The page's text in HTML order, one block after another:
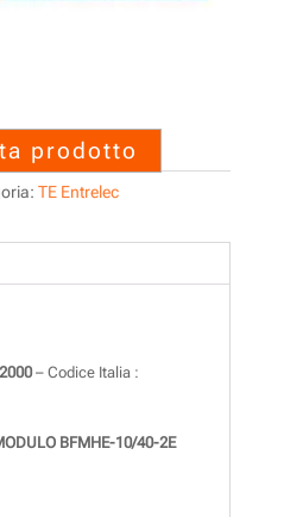
prodotto
TE Entrelec
– Codice Italia :
BFMHE-10/40-2E